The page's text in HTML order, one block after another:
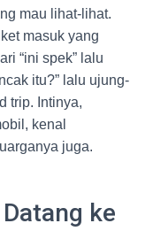
mau lihat-lihat.
masuk yang
“ini spek” lalu
itu?” lalu ujung-
trip. Intinya,
kenal
juga.
ke